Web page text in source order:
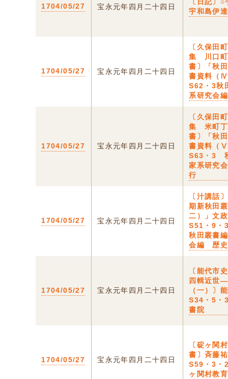
1704/05/27 宝永元年四月二十四日
〔日記〕
宇和島伊
1704/05/27 宝永元年四月二十四日
〔久保田
集 川口町
書〕「秋
書資料（
S62・3秋
系研究会
1704/05/27 宝永元年四月二十四日
〔久保田
集 米町丁
書〕「秋
書資料（
S63・3
家系研究
行
1704/05/27 宝永元年四月二十四日
〔汁講話
期新秋田
二）」文
S51・9
秋田叢書
会編 歴史
1704/05/27 宝永元年四月二十四日
〔能代市
四輯近世
（一）〕
S34・5・
書院
1704/05/27 宝永元年四月二十四日
〔碇ヶ関
書〕斉藤
S59・3
ヶ関村教